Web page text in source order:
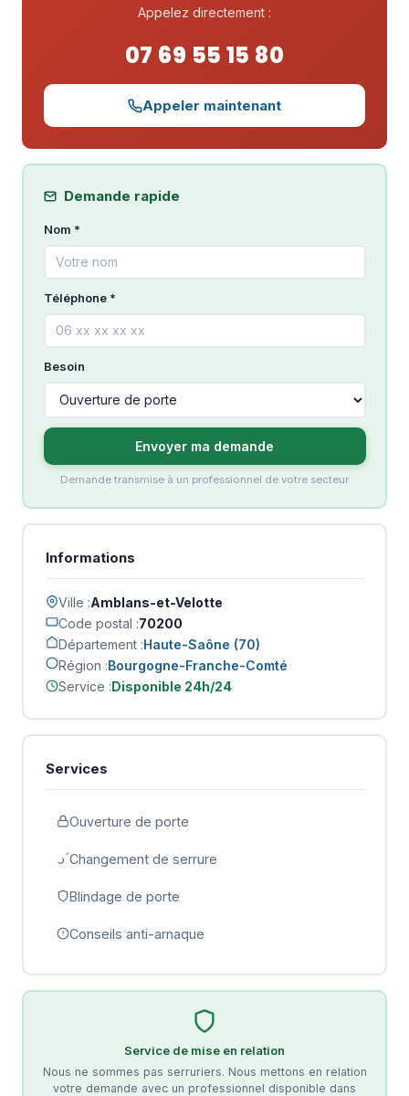
Appelez directement :
07 69 55 15 80
Appeler maintenant
Demande rapide
Nom *
Téléphone *
Besoin
Envoyer ma demande
Demande transmise à un professionnel de votre secteur
Informations
Ville :Amblans-et-Velotte
Code postal :70200
Département :Haute-Saône (70)
Région :Bourgogne-Franche-Comté
Service :Disponible 24h/24
Services
Ouverture de porte
Changement de serrure
Blindage de porte
Conseils anti-arnaque
Service de mise en relation
Nous ne sommes pas serruriers. Nous mettons en relation
votre demande avec un professionnel disponible dans